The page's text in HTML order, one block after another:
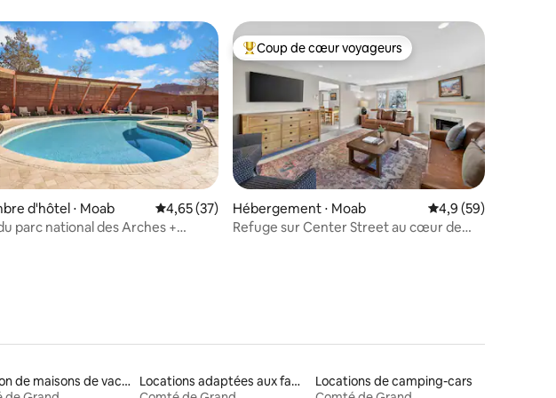
5 sur la base de 30 commentaires : 4,9 sur 5
d'hôtel ⋅ Moab Évaluation moyenne sur la base de 37 commentaires : 4,65 sur 5
4,65 (37)
parc national des Arches +
Coups de cœur voyageurs les plus appréciés
Coup de cœur voyageurs
Hébergement ⋅ Moab Évaluation moyenne
4,9 (59)
Refuge sur Center Street au cœur de
Location de maisons de vacances
Locations adaptées aux familles
Locations de camping-cars